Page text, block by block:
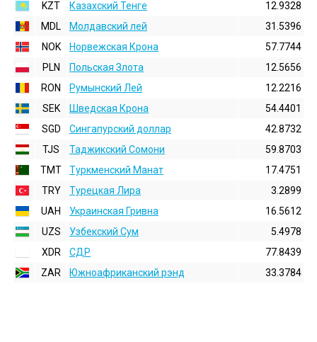
KZT
Казахский Тенге
12.9328
MDL
Молдавский лей
31.5396
NOK
Норвежская Крона
57.7744
PLN
Польская Злота
12.5656
RON
Румынский Лей
12.2216
SEK
Шведская Крона
54.4401
SGD
Сингапурский доллар
42.8732
TJS
Таджикский Сомони
59.8703
TMT
Туркменский Манат
17.4751
TRY
Турецкая Лира
3.2899
UAH
Украинская Гривна
16.5612
UZS
Узбекский Сум
5.4978
XDR
СДР
77.8439
ZAR
Южноафриканский рэнд 33.3784